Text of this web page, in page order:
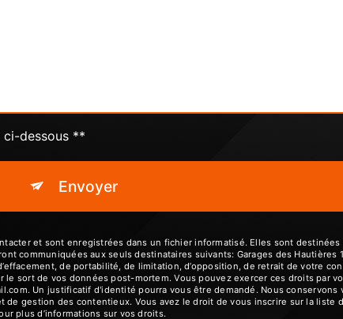
ci-dessous **
Envoyer
et sont enregistrées dans un fichier informatisé. Elles sont
communiquées aux seuls destinataires suivants: Garages des Hautières
de portabilité, de limitation, d’opposition, de retrait de votre
sort de vos données post-mortem. Vous pouvez exercer ces droits par
Un justificatif d'identité pourra vous être demandé. Nous
gestion des contentieux. Vous avez le droit de vous inscrire sur la liste
plus d’informations sur vos droits.